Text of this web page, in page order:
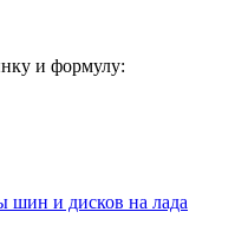
и формулу:
шин и дисков на лада